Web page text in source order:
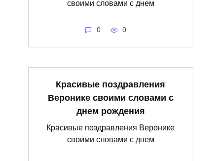
своими словами с днем
0 0
Красивые поздравления
Веронике своими словами с
днем рождения
Красивые поздравления Веронике
своими словами с днем